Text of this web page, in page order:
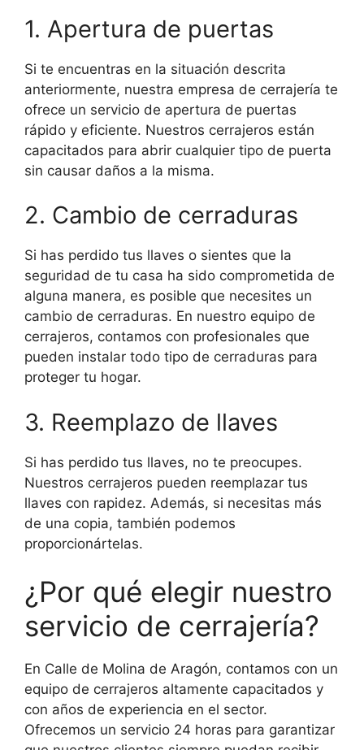
1. Apertura de puertas
Si te encuentras en la situación descrita
anteriormente, nuestra empresa de cerrajería te
ofrece un servicio de apertura de puertas
rápido y eficiente. Nuestros cerrajeros están
capacitados para abrir cualquier tipo de puerta
sin causar daños a la misma.
2. Cambio de cerraduras
Si has perdido tus llaves o sientes que la
seguridad de tu casa ha sido comprometida de
alguna manera, es posible que necesites un
cambio de cerraduras. En nuestro equipo de
cerrajeros, contamos con profesionales que
pueden instalar todo tipo de cerraduras para
proteger tu hogar.
3. Reemplazo de llaves
Si has perdido tus llaves, no te preocupes.
Nuestros cerrajeros pueden reemplazar tus
llaves con rapidez. Además, si necesitas más
de una copia, también podemos
proporcionártelas.
¿Por qué elegir nuestro
servicio de cerrajería?
En Calle de Molina de Aragón, contamos con un
equipo de cerrajeros altamente capacitados y
con años de experiencia en el sector.
Ofrecemos un servicio 24 horas para garantizar